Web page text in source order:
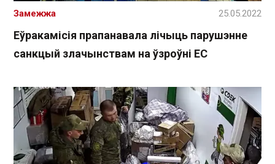
Еўракамісія прапанавала лічыць парушэнне
санкцый злачынствам на ўзроўні ЕС
Замежжа 25.05.2022